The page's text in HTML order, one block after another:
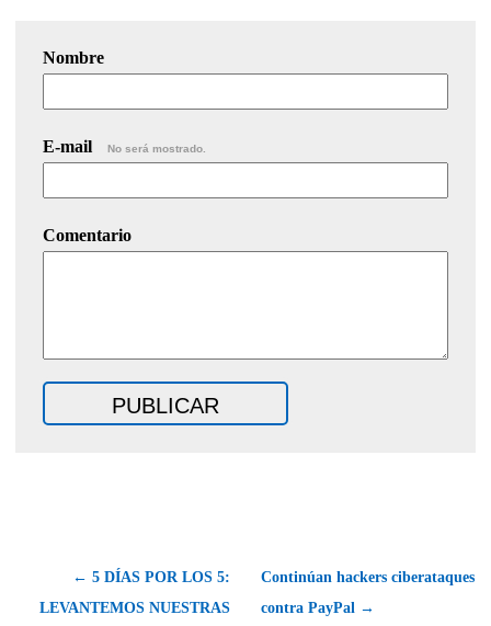
Nombre
E-mail No será mostrado.
Comentario
← 5 DÍAS POR LOS 5:
LEVANTEMOS NUESTRAS
Continúan hackers ciberataques
contra PayPal →